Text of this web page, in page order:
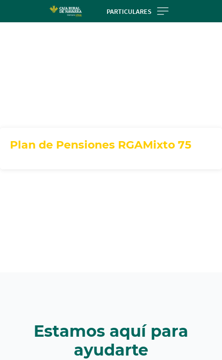
PARTICULARES
Plan de Pensiones RGAMixto 75
Estamos aquí para
ayudarte